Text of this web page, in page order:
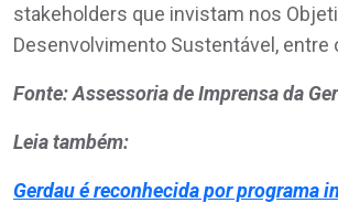
stakeholders que invistam nos
Desenvolvimento Sustentável, entre
Fonte: Assessoria de Imprensa da
Leia também:
Gerdau é reconhecida por programa